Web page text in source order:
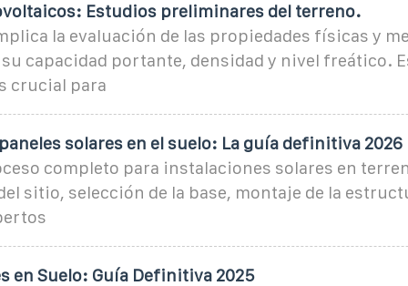
Estudios preliminares del terreno.
la evaluación de las propiedades físicas y
capacidad portante, densidad y nivel freático.
crucial para
solares en el suelo: La guía definitiva 2026
completo para instalaciones solares en
sitio, selección de la base, montaje de la
en Suelo: Guía Definitiva 2025